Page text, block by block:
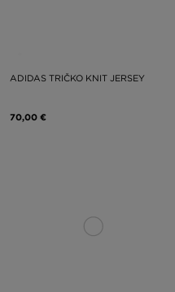
ADIDAS TRIČKO KNIT JERSEY
70,00 €